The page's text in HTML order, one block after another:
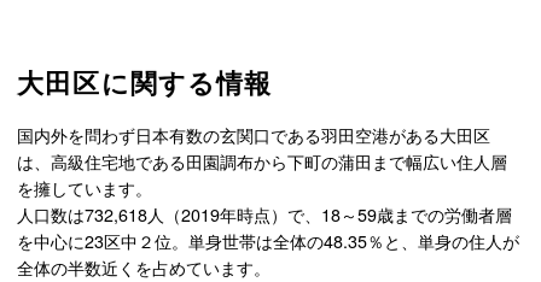
大田区に関する情報
国内外を問わず日本有数の玄関口である羽田空港がある大田区
は、高級住宅地である田園調布から下町の蒲田まで幅広い住人層
を擁しています。
人口数は732,618人（2019年時点）で、18～59歳までの労働者層
を中心に23区中２位。単身世帯は全体の48.35％と、単身の住人が
全体の半数近くを占めています。